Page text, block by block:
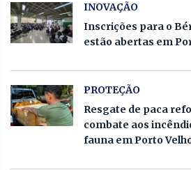
INOVAÇÃO
Inscrições para o
estão abertas em
PROTEÇÃO
Resgate de paca
combate aos
fauna em Porto